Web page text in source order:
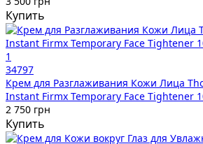
Купить
1
34797
Крем для Разглаживания Кожи Лица
Instant Firmx Temporary Face Tightener
2 750 грн
Купить